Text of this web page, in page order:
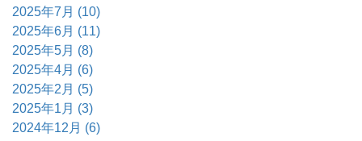
2025年7月 (10)
2025年6月 (11)
2025年5月 (8)
2025年4月 (6)
2025年2月 (5)
2025年1月 (3)
2024年12月 (6)